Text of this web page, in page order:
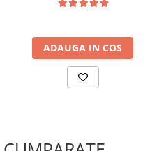
sau animalelor.
4 tratamente pe an.
ADAUGA IN COS